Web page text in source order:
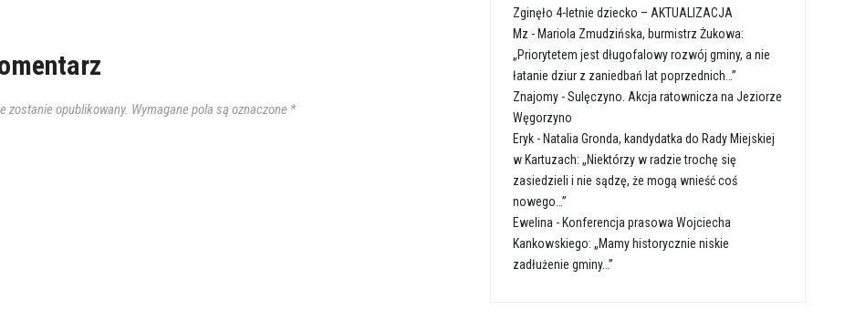
zostanie opublikowany. Wymagane pola są oznaczone *
Zginęło 4-letnie dziecko – AKTUALIZACJA
Mz - Mariola Zmudzińska, burmistrz Żukowa:
„Priorytetem jest długofalowy rozwój gminy, a nie
łatanie dziur z zaniedbań lat poprzednich…”
Znajomy -Sulęczyno. Akcja ratownicza na Jeziorze
Węgorzyno
Eryk - Natalia Gronda, kandydatka do Rady Miejskiej
w Kartuzach: „Niektórzy w radzie trochę się
zasiedzieli i nie sądzę, że mogą wnieść coś
nowego…”
Ewelina - Konferencja prasowa Wojciecha
Kankowskiego: „Mamy historycznie niskie
zadłużenie gminy…”